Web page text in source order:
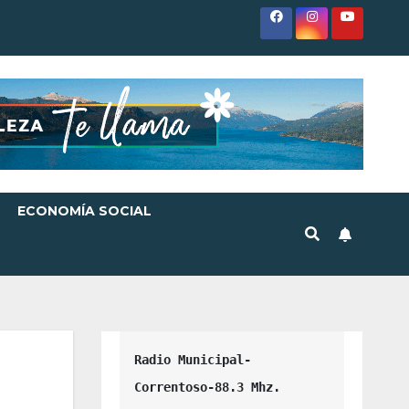
ECONOMÍA SOCIAL
Radio Municipal-
Correntoso-88.3 Mhz.